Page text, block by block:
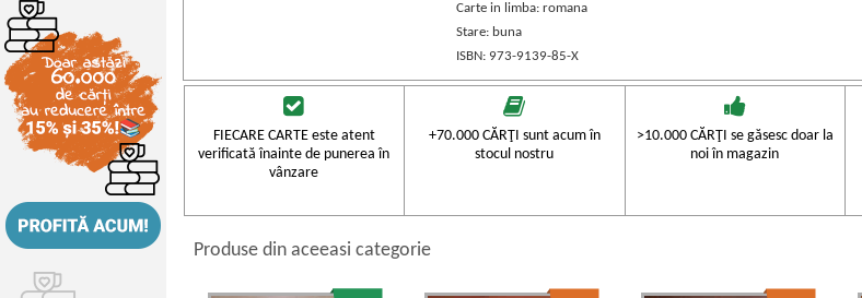
Carte in limba: romana
Stare: buna
ISBN: 973-9139-85-X
FIECARE CARTE este atent
verificată înainte de punerea în
vânzare
+70.000 CĂRŢI sunt acum în
stocul nostru
>10.000 CĂRŢI se găsesc doar la
noi în magazin
Produse din aceeasi categorie